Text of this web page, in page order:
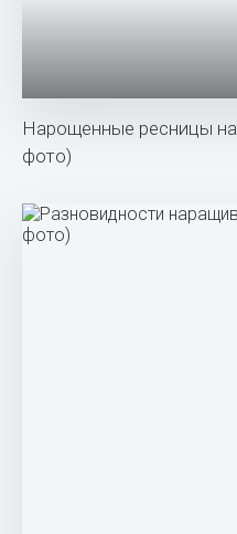
Нарощенные ресницы
фото)